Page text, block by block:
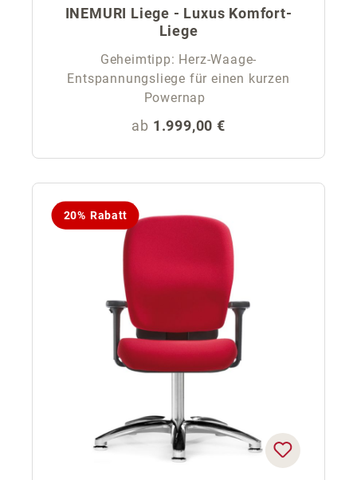
INEMURI Liege - Luxus Komfort-
Liege
Geheimtipp: Herz-Waage-
Entspannungsliege für einen kurzen
Powernap
Regulärer Preis:
ab 1.999,00 €
20% Rabatt